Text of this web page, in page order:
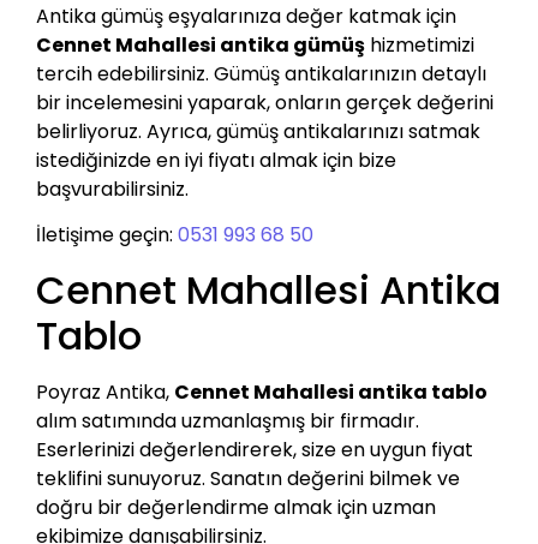
Antika gümüş eşyalarınıza değer katmak için
Cennet Mahallesi antika gümüş hizmetimizi
tercih edebilirsiniz. Gümüş antikalarınızın detaylı
bir incelemesini yaparak, onların gerçek değerini
belirliyoruz. Ayrıca, gümüş antikalarınızı satmak
istediğinizde en iyi fiyatı almak için bize
başvurabilirsiniz.
İletişime geçin: 0531 993 68 50
Cennet Mahallesi Antika
Tablo
Poyraz Antika, Cennet Mahallesi antika tablo
alım satımında uzmanlaşmış bir firmadır.
Eserlerinizi değerlendirerek, size en uygun fiyat
teklifini sunuyoruz. Sanatın değerini bilmek ve
doğru bir değerlendirme almak için uzman
ekibimize danışabilirsiniz.